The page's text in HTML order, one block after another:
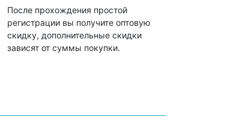
После прохождения простой
регистрации вы получите оптовую
скидку, дополнительные скидки
зависят от суммы покупки.